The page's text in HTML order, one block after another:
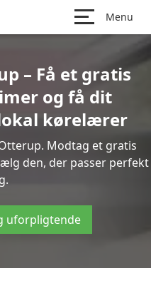
Menu
– Få et gratis
og få dit
kørelærer
Modtag et gratis
den, der passer perfekt
uforpligtende